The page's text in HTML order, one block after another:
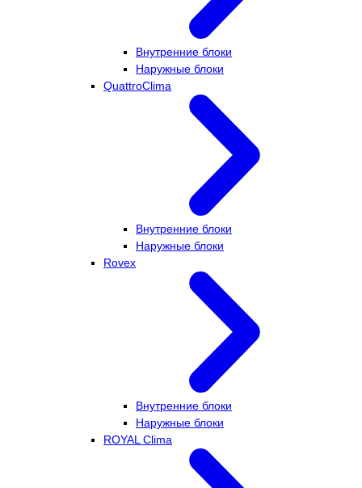
Внутренние блоки
Наружные блоки
QuattroClima
Внутренние блоки
Наружные блоки
Rovex
Внутренние блоки
Наружные блоки
ROYAL Clima